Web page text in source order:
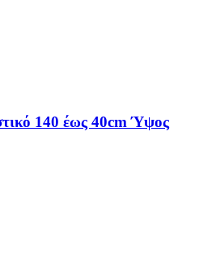
140 έως 40cm Ύψος